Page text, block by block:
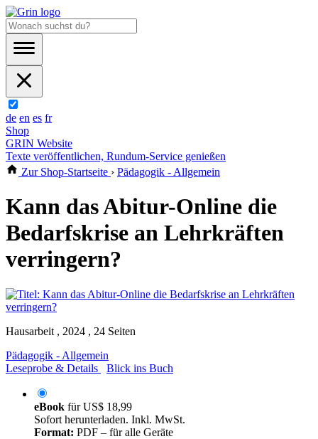
de en es fr
Shop
GRIN Website
Texte veröffentlichen, Rundum-Service genießen
Zur Shop-Startseite › Pädagogik - Allgemein
Kann das Abitur-Online die
Bedarfskrise an Lehrkräften
verringern?
Hausarbeit , 2024 , 24 Seiten
Pädagogik - Allgemein
Leseprobe & Details
Blick ins Buch
eBook fürUS$ 18,99
Sofort herunterladen. Inkl. MwSt.
Format: PDF – für alle Geräte